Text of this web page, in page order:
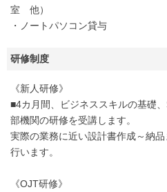
室 他）
・ノートパソコン貸与
研修制度
《新人研修》
■4カ月間、ビジネススキルの基礎
部機関の研修を受講します。
実際の業務に近い設計書作成～納
行います。
《OJT研修》